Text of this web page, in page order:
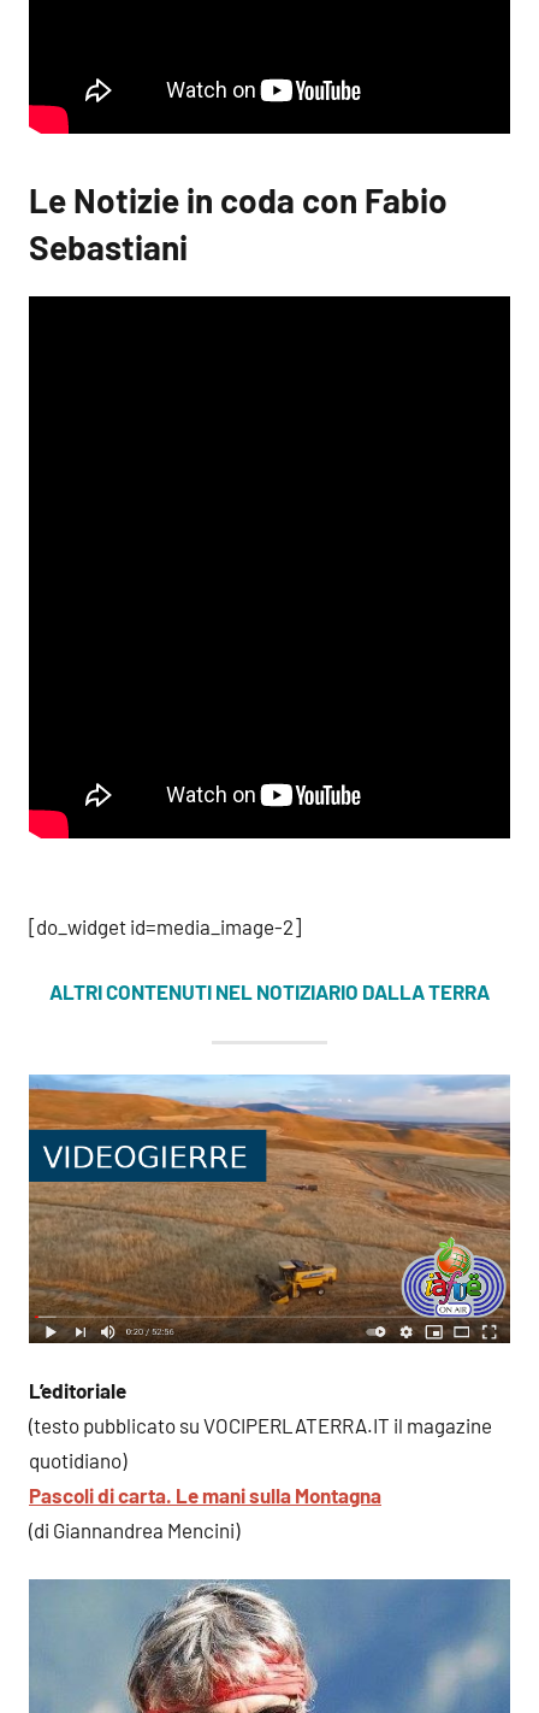
Le Notizie in coda con Fabio
Sebastiani
[do_widget id=media_image-2]
ALTRI CONTENUTI NEL NOTIZIARIO DALLA TERRA
L’editoriale
(testo pubblicato su VOCIPERLATERRA.IT il magazine
quotidiano)
Pascoli di carta. Le mani sulla Montagna
(di Giannandrea Mencini)